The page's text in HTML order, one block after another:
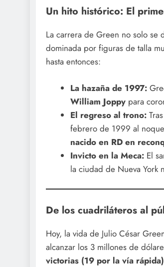
Un hito histórico: El
La carrera de Green no solo se
dominada por figuras de talla
hasta entonces:
La hazaña de 1997:
William Joppypara
El regreso al trono:
febrero de 1999 al
nacido en RD en
Invicto en la Meca:El
la ciudad de Nueva York
De los cuadriláteros al
Hoy, la vida de Julio César
alcanzar los 3 millones de
victorias (19 por la vía rápida)